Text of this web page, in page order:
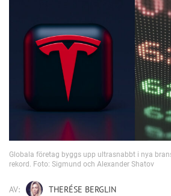
Globala företag byggs upp ultrasnabbt i nya
rekord. Foto: Sigmund och Alexander Shatov
AV: THERÉSE BERGLIN